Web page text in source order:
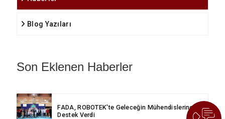
Blog Yazıları
Son Eklenen Haberler
FADA, ROBOTEK'te Geleceğin Mühendislerine
Destek Verdi